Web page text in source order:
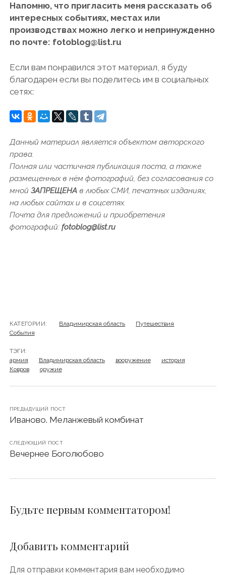
Напомню, что пригласить меня рассказать об
интересных событиях, местах или
производствах можно легко и непринужденно
по почте: fotoblog@list.ru
Если вам понравился этот материал, я буду
благодарен если вы поделитесь им в социальных
сетях:
Данный материал является объектом авторского
права.
Полная или частичная публикация поста, а также
размещенных в нём фотографий, без согласования со
мной ЗАПРЕЩЕНАв любых СМИ, печатных изданиях,
на любых сайтах и в соцсетях.
Почта для предложений и приобретения
фотографий: fotoblog@list.ru
КАТЕГОРИИ: Владимирская область
Путешествия
События
ТЭГИ:
армия
Владимирская область вооружение
история
Ковров
оружие
ПРЕДЫДУЩИЙ ПОСТ
Иваново. Меланжевый комбинат
СЛЕДУЮЩИЙ ПОСТ
Вечернее Боголюбово
Будьте первым комментатором!
Добавить комментарий
Для отправки комментария вам необходимо